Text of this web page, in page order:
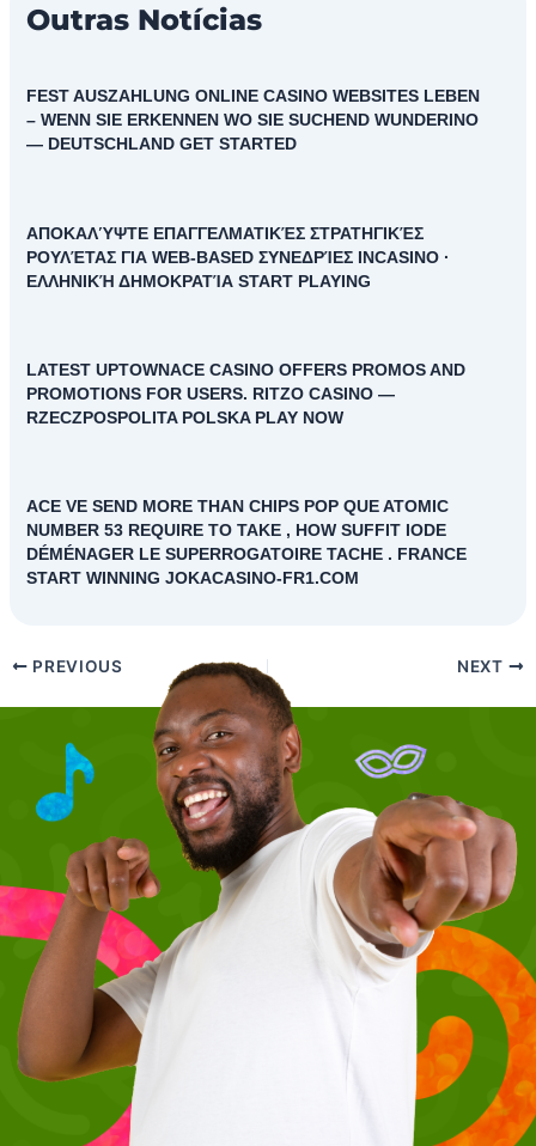
Outras Notícias
FEST AUSZAHLUNG ONLINE CASINO WEBSITES LEBEN
– WENN SIE ERKENNEN WO SIE SUCHEND WUNDERINO
— DEUTSCHLAND GET STARTED
ΑΠΟΚΑΛΎΨΤΕ ΕΠΑΓΓΕΛΜΑΤΙΚΈΣ ΣΤΡΑΤΗΓΙΚΈΣ
ΡΟΥΛΈΤΑΣ ΓΙΑ WEB-BASED ΣΥΝΕΔΡΊΕΣ INCASINO ·
ΕΛΛΗΝΙΚΉ ΔΗΜΟΚΡΑΤΊΑ START PLAYING
LATEST UPTOWNACE CASINO OFFERS PROMOS AND
PROMOTIONS FOR USERS. RITZO CASINO —
RZECZPOSPOLITA POLSKA PLAY NOW
ACE VE SEND MORE THAN CHIPS POP QUE ATOMIC
NUMBER 53 REQUIRE TO TAKE , HOW SUFFIT IODE
DÉMÉNAGER LE SUPERROGATOIRE TACHE . FRANCE
START WINNING JOKACASINO-FR1.COM
PREVIOUS NEXT